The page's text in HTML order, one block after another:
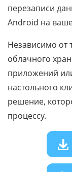
перезаписи
Android на
Независимо от
облачного
приложений
настольного
решение,
процессу.